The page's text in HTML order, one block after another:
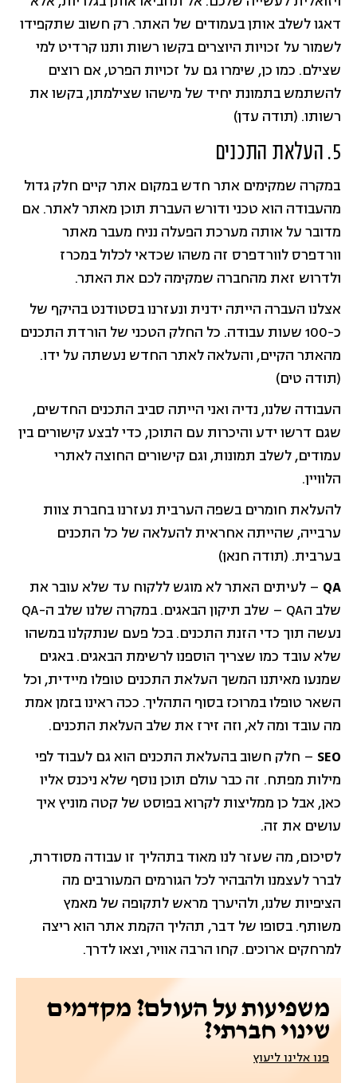
דאגו לשלב אותן בעמודים של האתר. רק חשוב שתקפידו
לשמור על זכויות היוצרים בקשו רשות ותנו קרדיט למי
שצילם. כמו כן, שימרו גם על זכויות הפרט, אם רוצים
להשתמש בתמונת יחיד של מישהו שצילמתן, בקשו את
רשותו. (תודה עדן)
5. העלאת התכנים
במקרה שמקימים אתר חדש במקום אתר קיים חלק גדול
מהעבודה הוא טכני ודורש העברת תוכן מאתר לאתר. אם
מדובר על אותה מערכת הפעלה נניח מעבר מאתר
וורדפרס לוורדפרס זה משהו שכדאי לכלול במכרז
ולדרוש זאת מהחברה שמקימה לכם את האתר.
אצלנו העברה הייתה ידנית ונעזרנו בסטודנט בהיקף של
כ-100 שעות עבודה. כל החלק הטכני של הורדת התכנים
מהאתר הקיים, והעלאה לאתר החדש נעשתה על ידו.
(תודה טים)
העבודה שלנו, נדיה ואני הייתה סביב התכנים החדשים,
שגם דרשו ידע והיכרות עם התוכן, כדי לבצע קישורים בין
עמודים, לשלב תמונות, וגם קישורים החוצה לאתרי
הלוויין.
להעלאת חומרים בשפה הערבית נעזרנו בחברת צוות
ערבייה, שהייתה אחראית להעלאה של כל התכנים
בערבית. (תודה חנאן)
QA – לעיתים האתר לא מוגש ללקוח עד שלא עובר את
שלב הQA – שלב תיקון הבאגים. במקרה שלנו שלב ה-QA
נעשה תוך כדי הזנת התכנים. בכל פעם שנתקלנו במשהו
שלא עובד כמו שצריך הוספנו לרשימת הבאגים. באגים
שמנעו מאיתנו המשך העלאת התכנים טופלו מיידית, וכל
השאר טופלו במרוכז בסוף התהליך. ככה ראינו בזמן אמת
מה עובד ומה לא, וזה זירז את שלב העלאת התכנים.
SEO – חלק חשוב בהעלאת התכנים הוא גם לעבוד לפי
מילות מפתח. זה כבר עולם תוכן נוסף שלא ניכנס אליו
כאן, אבל כן ממליצות לקרוא בפוסט של קטה מוניץ איך
עושים את זה.
לסיכום, מה שעזר לנו מאוד בתהליך זו עבודה מסודרת,
לברר לעצמנו ולהבהיר לכל הגורמים המעורבים מה
הציפיות שלנו, ולהיערך מראש לתקופה של מאמץ
משותף. בסופו של דבר, תהליך הקמת אתר הוא ריצה
למרחקים ארוכים. קחו הרבה אוויר, וצאו לדרך.
משפיעות על העולם? מקדמים
שינוי חברתי?
פנו אלינו ליעוץ